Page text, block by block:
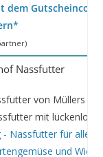
Gutscheincode
Nassfutter
von Müllers
mit